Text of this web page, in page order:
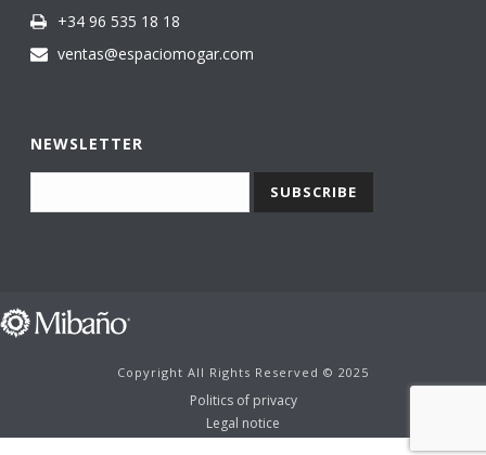
+34 96 535 18 18
ventas@espaciomogar.com
NEWSLETTER
Copyright All Rights Reserved © 2025
Politics of privacy
Legal notice